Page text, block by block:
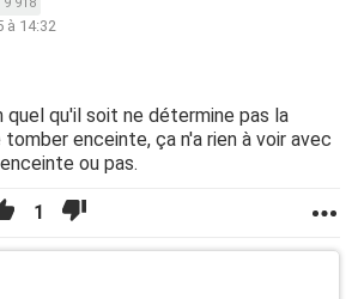
à 14:32
quel qu'il soit ne détermine pas la
enceinte, ça n'a rien à voir avec
ou pas.
1